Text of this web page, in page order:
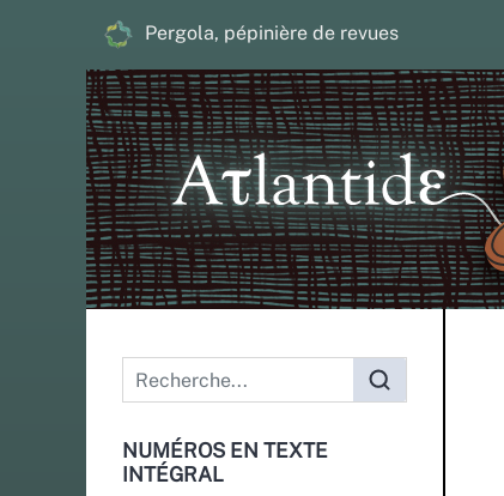
Pergola, pépinière de revues
Menu principal
NUMÉROS EN TEXTE
INTÉGRAL